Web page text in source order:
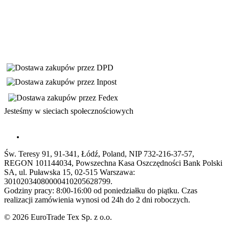
Jesteśmy w sieciach społecznościowych
Św. Teresy 91, 91-341, Łódź, Poland, NIP 732-216-37-57,
REGON 101144034, Powszechna Kasa Oszczędności Bank Polski
SA, ul. Puławska 15, 02-515 Warszawa:
30102034080000410205628799.
Godziny pracy: 8:00-16:00 od poniedziałku do piątku. Czas
realizacji zamówienia wynosi od 24h do 2 dni roboczych.
© 2026 EuroTrade Tex Sp. z o.o.